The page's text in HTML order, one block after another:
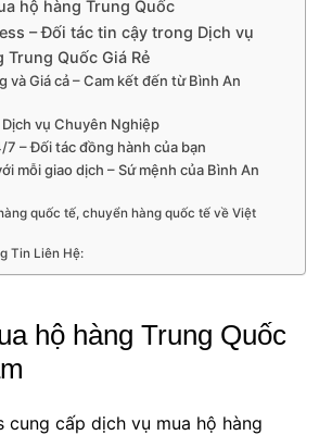
hộ hàng Trung Quốc
– Đối tác tin cậy trong Dịch vụ
Trung Quốc Giá Rẻ
và Giá cả – Cam kết đến từ Bình An
vụ Chuyên Nghiệp
7 – Đối tác đồng hành của bạn
mỗi giao dịch – Sứ mệnh của Bình An
quốc tế, chuyển hàng quốc tế về Việt
Tin Liên Hệ:
hộ hàng Trung Quốc
cung cấp dịch vụ mua hộ hàng